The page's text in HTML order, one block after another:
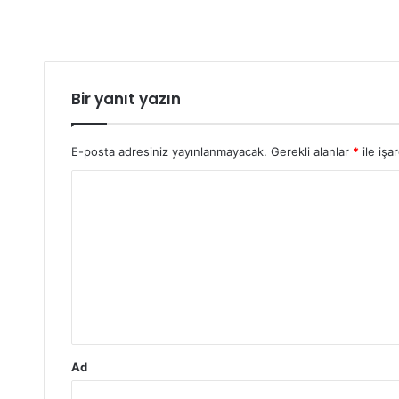
Bir yanıt yazın
E-posta adresiniz yayınlanmayacak. Gerekli alanlar *ile
Ad